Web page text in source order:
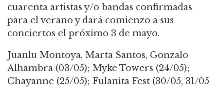
cuarenta artistas y/o bandas confirmadas
para el verano y dará comienzo a sus
conciertos el próximo 3 de mayo.
Juanlu Montoya, Marta Santos, Gonzalo
Alhambra (03/05); Myke Towers (24/05);
Chayanne (25/05); Fulanita Fest (30/05, 31/05